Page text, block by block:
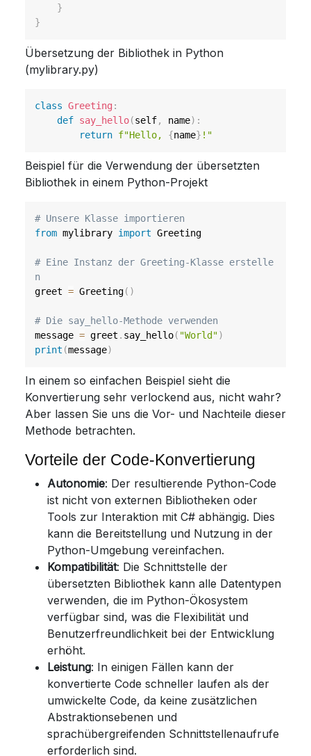
}
}
Übersetzung der Bibliothek in Python
(mylibrary.py)
class Greeting :
def say_hello(self, name) :
return f"Hello, {name} !"
Beispiel für die Verwendung der übersetzten
Bibliothek in einem Python-Projekt
# Unsere Klasse importieren
from mylibrary import Greeting
# Eine Instanz der Greeting-Klasse erstelle
n
greet = Greeting( )
# Die say_hello-Methode verwenden
message = greet . say_hello( "World")
print (message)
In einem so einfachen Beispiel sieht die
Konvertierung sehr verlockend aus, nicht wahr?
Aber lassen Sie uns die Vor- und Nachteile dieser
Methode betrachten.
Vorteile der Code-Konvertierung
Autonomie: Der resultierende Python-Code
ist nicht von externen Bibliotheken oder
Tools zur Interaktion mit C# abhängig. Dies
kann die Bereitstellung und Nutzung in der
Python-Umgebung vereinfachen.
Kompatibilität: Die Schnittstelle der
übersetzten Bibliothek kann alle Datentypen
verwenden, die im Python-Ökosystem
verfügbar sind, was die Flexibilität und
Benutzerfreundlichkeit bei der Entwicklung
erhöht.
Leistung: In einigen Fällen kann der
konvertierte Code schneller laufen als der
umwickelte Code, da keine zusätzlichen
Abstraktionsebenen und
sprachübergreifenden Schnittstellenaufrufe
erforderlich sind.